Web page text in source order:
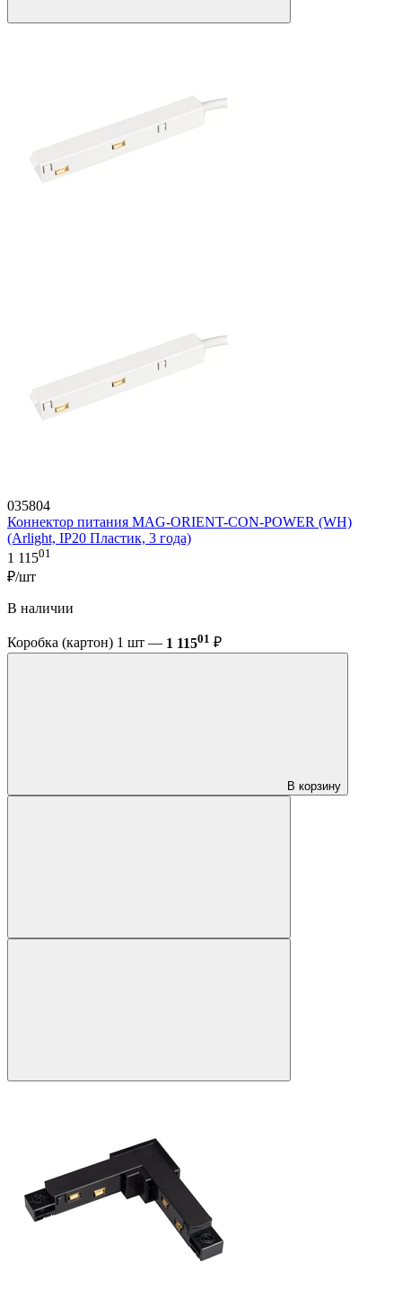
035804
Коннектор питания MAG-ORIENT-CON-POWER (WH)
(Arlight, IP20 Пластик, 3 года)
1 11501
₽/шт
В наличии
Коробка (картон) 1 шт — 1 11501 ₽
В корзину